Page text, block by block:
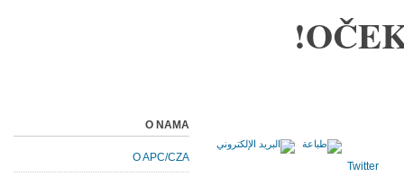
Twitter
O NAMA
O APC/CZA